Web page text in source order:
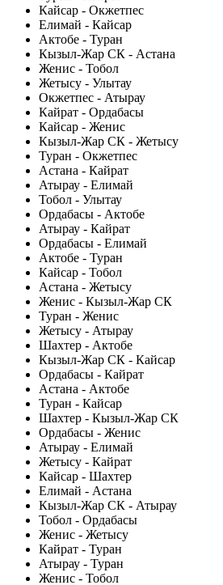
Кайсар - Окжетпес
Елимай - Кайсар
Актобе - Туран
Кызыл-Жар СК - Астана
Женис - Тобол
Жетысу - Улытау
Окжетпес - Атырау
Кайрат - Ордабасы
Кайсар - Женис
Кызыл-Жар СК - Жетысу
Туран - Окжетпес
Астана - Кайрат
Атырау - Елимай
Тобол - Улытау
Ордабасы - Актобе
Атырау - Кайрат
Ордабасы - Елимай
Актобе - Туран
Кайсар - Тобол
Астана - Жетысу
Женис - Кызыл-Жар СК
Туран - Женис
Жетысу - Атырау
Шахтер - Актобе
Кызыл-Жар СК - Кайсар
Ордабасы - Кайрат
Астана - Актобе
Туран - Кайсар
Шахтер - Кызыл-Жар СК
Ордабасы - Женис
Атырау - Елимай
Жетысу - Кайрат
Кайсар - Шахтер
Елимай - Астана
Кызыл-Жар СК - Атырау
Тобол - Ордабасы
Женис - Жетысу
Кайрат - Туран
Атырау - Туран
Женис - Тобол